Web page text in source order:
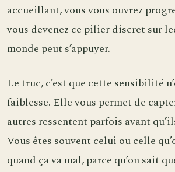
accueillant, vous vous ouvrez
vous devenez ce pilier discret sur
monde peut s’appuyer.
Le truc, c’est que cette sensibilité
faiblesse. Elle vous permet de
autres ressentent parfois avant
Vous êtes souvent celui ou celle
quand ça va mal, parce qu’on sait